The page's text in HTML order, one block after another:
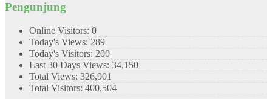
Pengunjung
Online Visitors: 0
Today's Views: 289
Today's Visitors: 200
Last 30 Days Views: 34,150
Total Views: 326,901
Total Visitors: 400,504